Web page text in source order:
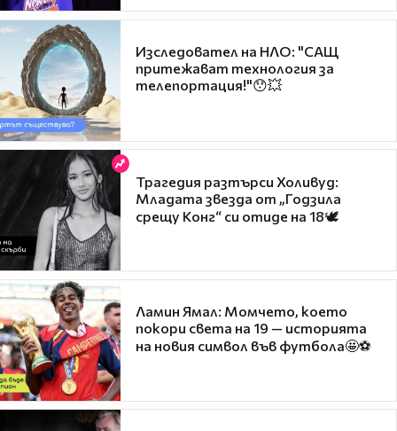
Изследовател на НЛО: "САЩ
притежават технология за
телепортация!"😯💥
Трагедия разтърси Холивуд:
Младата звезда от „Годзила
срещу Конг“ си отиде на 18🕊️
Ламин Ямал: Момчето, което
покори света на 19 — историята
на новия символ във футбола🤩⚽